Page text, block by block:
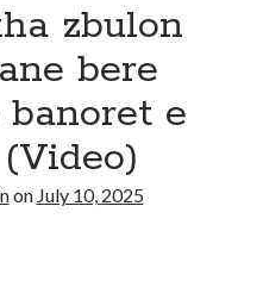
zbulon
bere
e
on July 10, 2025